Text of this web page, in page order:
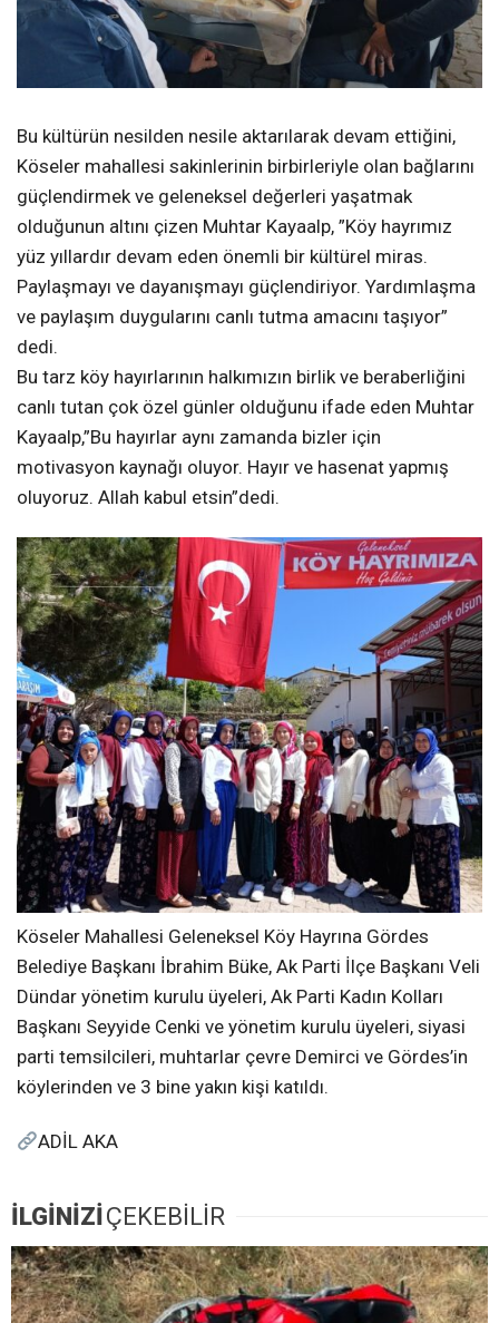
Bu kültürün nesilden nesile aktarılarak devam ettiğini,
Köseler mahallesi sakinlerinin birbirleriyle olan bağlarını
güçlendirmek ve geleneksel değerleri yaşatmak
olduğunun altını çizen Muhtar Kayaalp, ”Köy hayrımız
yüz yıllardır devam eden önemli bir kültürel miras.
Paylaşmayı ve dayanışmayı güçlendiriyor. Yardımlaşma
ve paylaşım duygularını canlı tutma amacını taşıyor”
dedi.
Bu tarz köy hayırlarının halkımızın birlik ve beraberliğini
canlı tutan çok özel günler olduğunu ifade eden Muhtar
Kayaalp,”Bu hayırlar aynı zamanda bizler için
motivasyon kaynağı oluyor. Hayır ve hasenat yapmış
oluyoruz. Allah kabul etsin”dedi.
Köseler Mahallesi Geleneksel Köy Hayrına Gördes
Belediye Başkanı İbrahim Büke, Ak Parti İlçe Başkanı Veli
Dündar yönetim kurulu üyeleri, Ak Parti Kadın Kolları
Başkanı Seyyide Cenki ve yönetim kurulu üyeleri, siyasi
parti temsilcileri, muhtarlar çevre Demirci ve Gördes’in
köylerinden ve 3 bine yakın kişi katıldı.
ADİL AKA
İLGİNİZİÇEKEBİLİR